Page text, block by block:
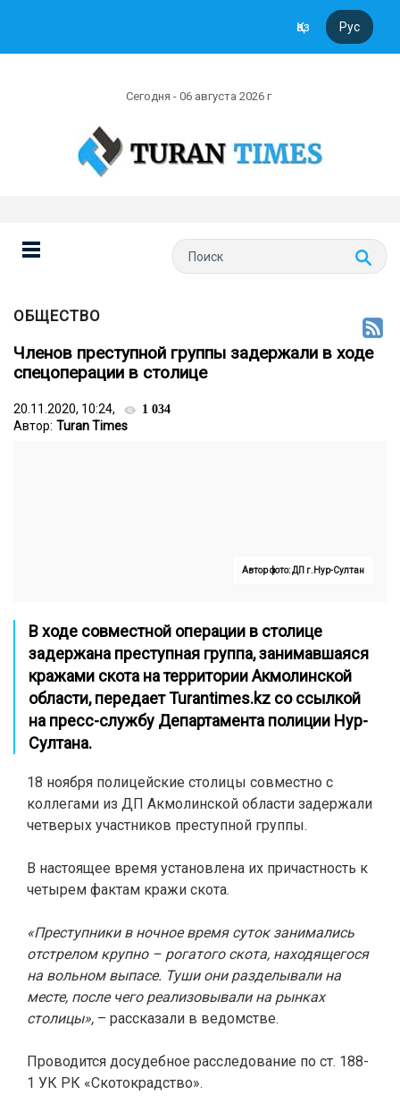
Қаз Рус
Сегодня - 06 августа 2026 г
ОБЩЕСТВО
Членов преступной группы задержали в ходе
спецоперации в столице
20.11.2020, 10:24, 1 034
Автор: Turan Times
Автор фото: ДП г.Нур-Султан
В ходе совместной операции в столице
задержана преступная группа, занимавшаяся
кражами скота на территории Акмолинской
области, передаетTurantimes.kz со ссылкой
на пресс-службу Департамента полиции Нур-
Султана.
18 ноября полицейские столицы совместно с
коллегами из ДП Акмолинской области задержали
четверых участников преступной группы.
В настоящее время установлена их причастность к
четырем фактам кражи скота.
«Преступники в ночное время суток занимались
отстрелом крупно – рогатого скота, находящегося
на вольном выпасе. Туши они разделывали на
месте, после чего реализовывали на рынках
столицы», – рассказали в ведомстве.
Проводится досудебное расследование по ст. 188-
1 УК РК «Скотокрадство».